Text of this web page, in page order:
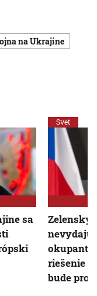
vojna na Ukrajine
sa
Svet
nevydajú
riešenie
bude